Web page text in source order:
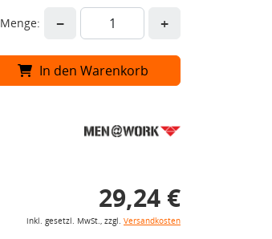
Menge: − +
In den Warenkorb
29,24 €
inkl. gesetzl. MwSt., zzgl. Versandkosten